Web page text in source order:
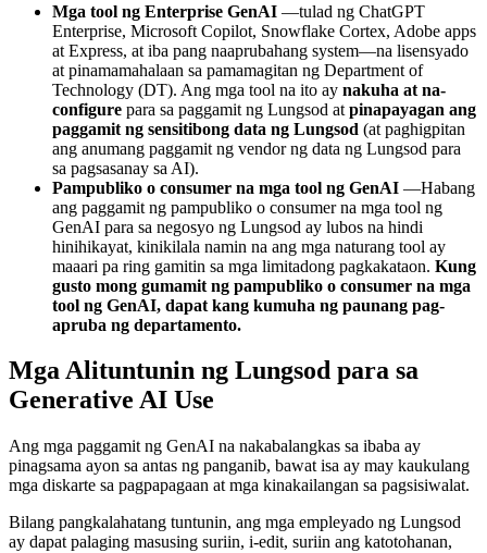
Mga tool ng Enterprise GenAI —tulad ng ChatGPT
Enterprise, Microsoft Copilot, Snowflake Cortex, Adobe apps
at Express, at iba pang naaprubahang system—na lisensyado
at pinamamahalaan sa pamamagitan ng Department of
Technology (DT). Ang mga tool na ito ay nakuha at na-
configure para sa paggamit ng Lungsod at pinapayagan ang
paggamit ng sensitibong data ng Lungsod (at paghigpitan
ang anumang paggamit ng vendor ng data ng Lungsod para
sa pagsasanay sa AI).
Pampubliko o consumer na mga tool ng GenAI —Habang
ang paggamit ng pampubliko o consumer na mga tool ng
GenAI para sa negosyo ng Lungsod ay lubos na hindi
hinihikayat, kinikilala namin na ang mga naturang tool ay
maaari pa ring gamitin sa mga limitadong pagkakataon. Kung
gusto mong gumamit ng pampubliko o consumer na mga
tool ng GenAI, dapat kang kumuha ng paunang pag-
apruba ng departamento.
Mga Alituntunin ng Lungsod para sa
Generative AI Use
Ang mga paggamit ng GenAI na nakabalangkas sa ibaba ay
pinagsama ayon sa antas ng panganib, bawat isa ay may kaukulang
mga diskarte sa pagpapagaan at mga kinakailangan sa pagsisiwalat.
Bilang pangkalahatang tuntunin, ang mga empleyado ng Lungsod
ay dapat palaging masusing suriin, i-edit, suriin ang katotohanan,